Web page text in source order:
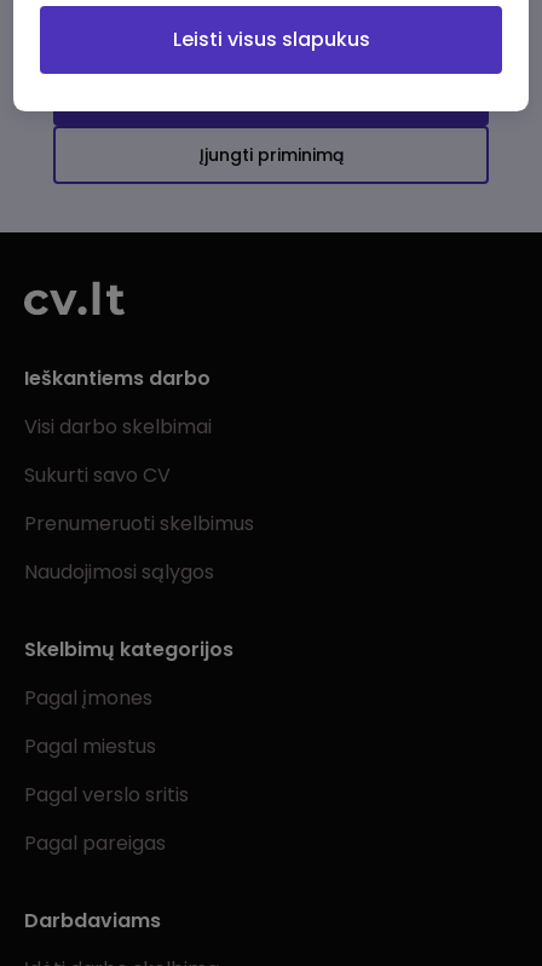
Įjungti priminimą
Ieškantiems darbo
Visi darbo skelbimai
Sukurti savo CV
Prenumeruoti skelbimus
Naudojimosi sąlygos
Skelbimų kategorijos
Pagal įmones
Pagal miestus
Pagal verslo sritis
Pagal pareigas
Darbdaviams
Leisti visus slapukus